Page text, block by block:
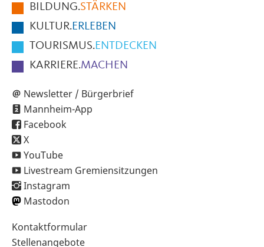
SeiteBILDUNG.STÄRKEN
KULTUR.ERLEBEN
TOURISMUS.ENTDECKEN
KARRIERE.MACHEN
Newsletter / Bürgerbrief
Mannheim-App
Facebook
X
YouTube
Livestream Gremiensitzungen
Instagram
Mastodon
Sekundärnavigation
im
Kontaktformular
Stellenangebote